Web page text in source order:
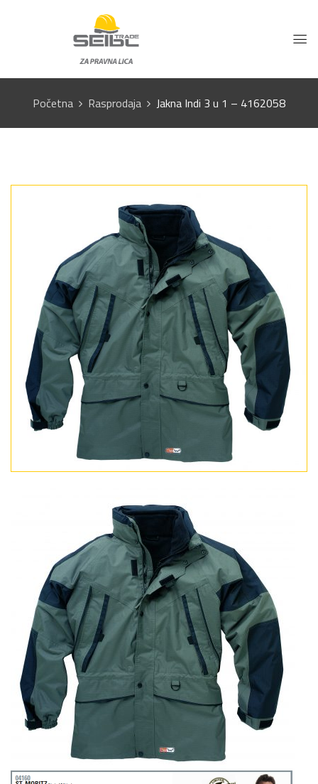
Početna Rasprodaja Jakna Indi 3 u 1 – 4162058